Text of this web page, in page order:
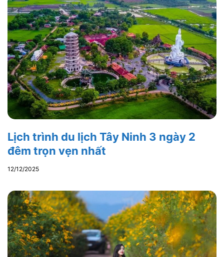
Lịch trình du lịch Tây Ninh 3 ngày 2
đêm trọn vẹn nhất
12/12/2025